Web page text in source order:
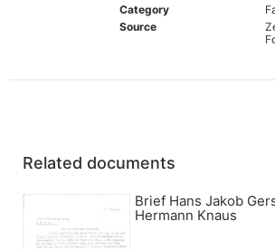
Category
Source
Related documents
Brief Hans Jakob
Hermann Knaus